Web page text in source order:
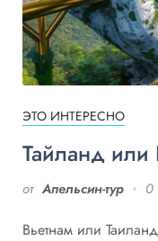
ЭТО ИНТЕРЕСНО
Тайланд или
от Апельсин-тур 0
Вьетнам или